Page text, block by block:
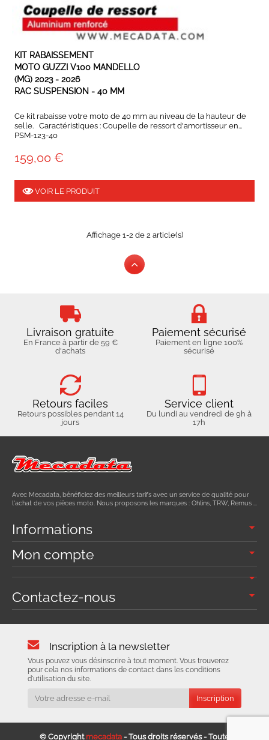
KIT RABAISSEMENT
MOTO GUZZI V100 MANDELLO
(MG) 2023 - 2026
RAC SUSPENSION - 40 MM
Ce kit rabaisse votre moto de 40 mm au niveau de la hauteur de
selle. Caractéristiques : Coupelle de ressort d'amortisseur en...
PSM-123-40
159,00 €
VOIR LE PRODUIT
Affichage 1-2 de 2 article(s)
Livraison gratuite
En France à partir de 59 €
d'achats
Paiement sécurisé
Paiement en ligne 100%
sécurisé
Retours faciles
Retours possibles pendant 14
jours
Service client
Du lundi au vendredi de 9h à
17h
Avec Mecadata, bénéficiez des meilleurs tarifs avec un service de qualité pour
l'achat de vos pièces moto. Nous proposons les marques : Ohlins, TRW, Remus ...
Informations
Mon compte
Contactez-nous
Inscription à la newsletter
Vous pouvez vous désinscrire à tout moment. Vous trouverez
pour cela nos informations de contact dans les conditions
d'utilisation du site.
© Copyright mecadata - Tous droits réservés - Toute